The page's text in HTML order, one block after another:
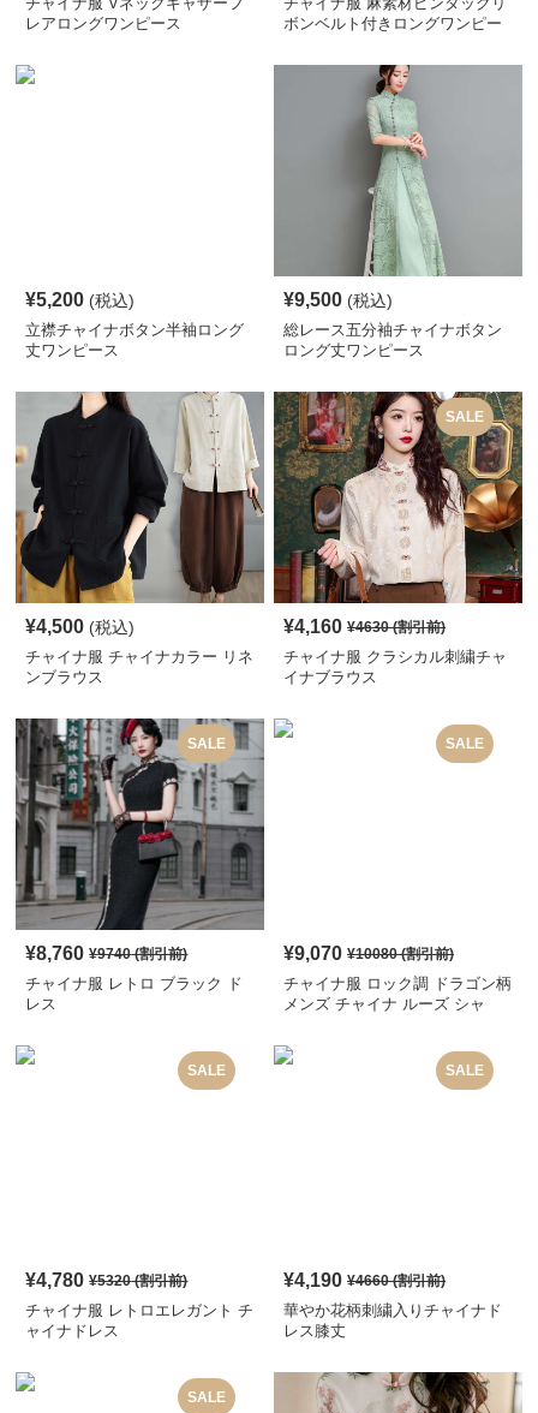
レアロングワンピース
ボンベルト付きロングワンピー
¥5,200 (税込)
立襟チャイナボタン半袖ロング
丈ワンピース
¥9,500 (税込)
総レース五分袖チャイナボタン
ロング丈ワンピース
¥4,500 (税込)
チャイナ服 チャイナカラー リネ
ンブラウス
SALE
¥4,160 ¥4630(割引前)
チャイナ服 クラシカル刺繍チャ
イナブラウス
SALE
¥8,760 ¥9740(割引前)
チャイナ服 レトロ ブラック ド
レス
SALE
¥9,070 ¥10080(割引前)
チャイナ服 ロック調 ドラゴン柄
メンズ チャイナ ルーズ シャ
SALE
¥4,780 ¥5320(割引前)
チャイナ服 レトロエレガント チ
ャイナドレス
SALE
¥4,190 ¥4660(割引前)
華やか花柄刺繍入りチャイナド
レス膝丈
SALE